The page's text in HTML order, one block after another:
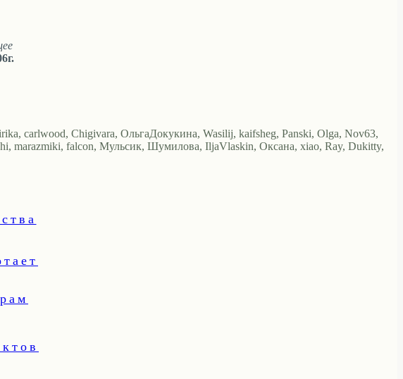
carlwood, Chigivara, ОльгаДокукина, Wasilij, kaifsheg, Panski, Olga, Nov63,
marazmiki, falcon, Мульсик, Шумилова, IljaVlaskin, Оксана, xiao, Ray, Dukitty,